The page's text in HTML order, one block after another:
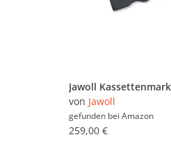
Wandleuchten (16.695)
Zäune & Sichtschutz
von Jawoll
gefunden bei Amazon
259,00 €